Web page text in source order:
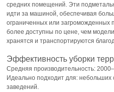
средних помещений. Эти
идти за машиной, обеспечивая
ограниченных или загроможденных
более доступны по цене, чем
хранятся и транспортируются
Эффективность уборки
Средняя производительность:
Идеально подходит для:
заведений.